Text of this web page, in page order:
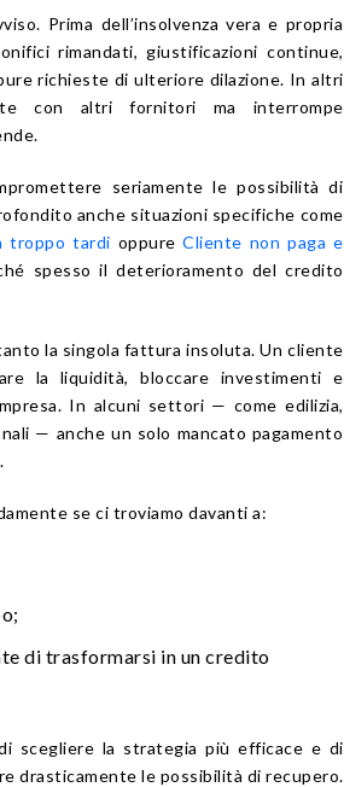
Prima dell’insolvenza vera e propria
rimandati, giustificazioni continue,
richieste di ulteriore dilazione. In altri
con altri fornitori ma interrompe
seriamente le possibilità di
anche situazioni specifiche come
troppo tardi oppureCliente non paga e
spesso il deterioramento del credito
la singola fattura insoluta. Un cliente
la liquidità, bloccare investimenti e
In alcuni settori — come edilizia,
— anche un solo mancato pagamento
se ci troviamo davanti a:
di trasformarsi in un credito
scegliere la strategia più efficace e di
drasticamente le possibilità di recupero.